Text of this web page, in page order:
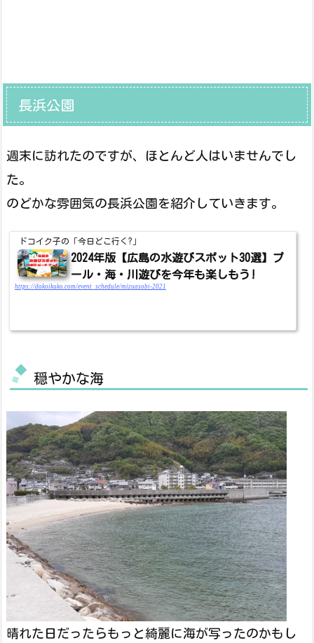
長浜公園
週末に訪れたのですが、ほとんど人はいませんでし
た。
のどかな雰囲気の長浜公園を紹介していきます。
ドコイク子の「今日どこ行く?」
2024年版【広島の水遊びスポット30選】プ
ール・海・川遊びを今年も楽しもう!
https://dokoikuko.com/event_schedule/mizuasobi-2021
穏やかな海
晴れた日だったらもっと綺麗に海が写ったのかもし